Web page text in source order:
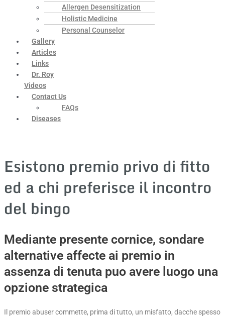
Allergen Desensitization
Holistic Medicine
Personal Counselor
Gallery
Articles
Links
Dr. Roy
Videos
Contact Us
FAQs
Diseases
Esistono premio privo di fitto
ed a chi preferisce il incontro
del bingo
Mediante presente cornice, sondare
alternative affecte ai premio in
assenza di tenuta puo avere luogo una
opzione strategica
Il premio abuser commette, prima di tutto, un misfatto, dacche spesso